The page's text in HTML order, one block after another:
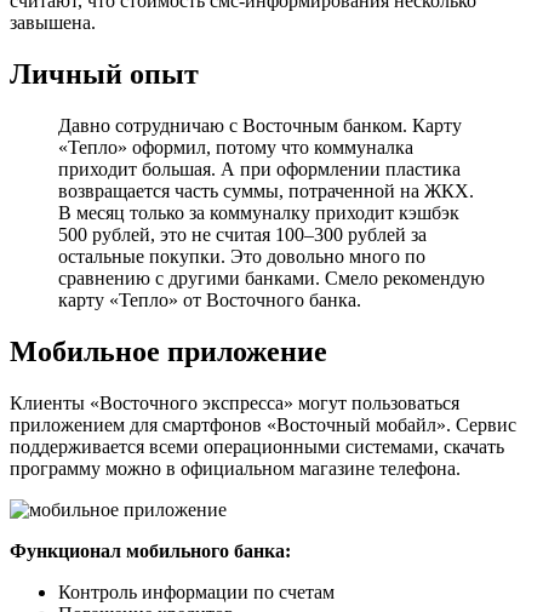
завышена.
Личный опыт
Давно сотрудничаю с Восточным банком. Карту
«Тепло» оформил, потому что коммуналка
приходит большая. А при оформлении пластика
возвращается часть суммы, потраченной на ЖКХ.
В месяц только за коммуналку приходит кэшбэк
500 рублей, это не считая 100–300 рублей за
остальные покупки. Это довольно много по
сравнению с другими банками. Смело рекомендую
карту «Тепло» от Восточного банка.
Мобильное приложение
Клиенты «Восточного экспресса» могут пользоваться
приложением для смартфонов «Восточный мобайл». Сервис
поддерживается всеми операционными системами, скачать
программу можно в официальном магазине телефона.
Функционал мобильного банка:
Контроль информации по счетам